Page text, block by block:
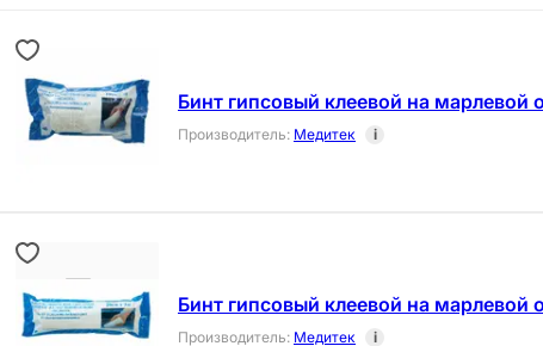
Бинт гипсовый клеевой на марлевой
Производитель: Медитек i
Бинт гипсовый клеевой на марлевой
Производитель: Медитек i